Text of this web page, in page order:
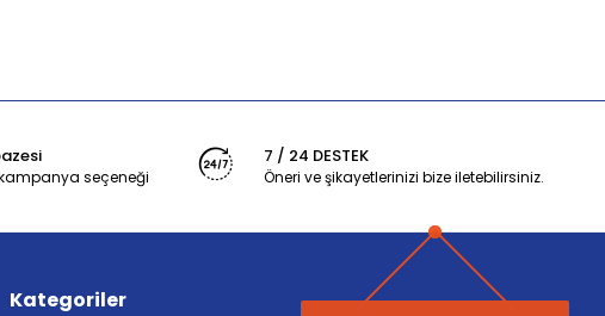
seçeneği
7 / 24 DESTEK
Öneri ve şikayetlerinizi bize iletebilirsiniz.
Kategoriler